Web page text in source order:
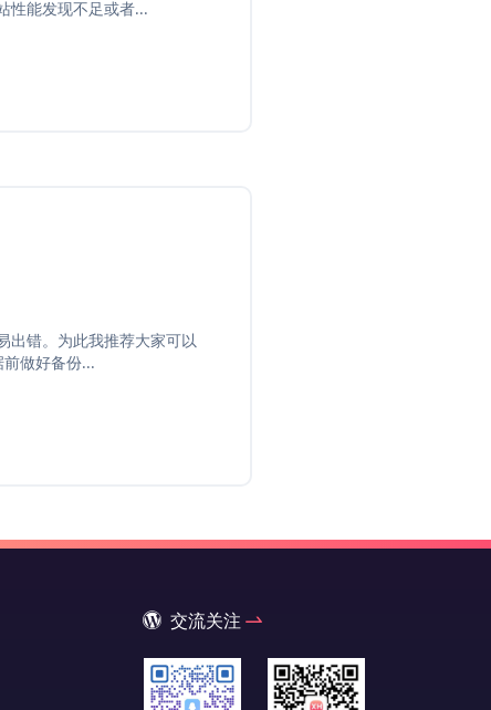
性能发现不足或者...
出错。为此我推荐大家可以
做好备份...
交流关注